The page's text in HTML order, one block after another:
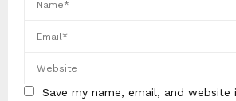
Save my name, email, and website